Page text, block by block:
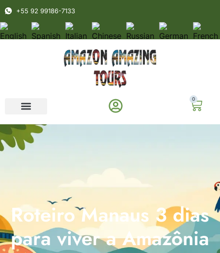
+55 92 99186-7133
0
Roteiro Manaus 3 dias
para viver a Amazônia